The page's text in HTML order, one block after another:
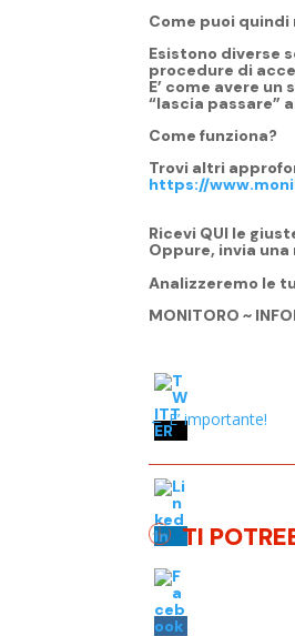
Come puoi
Esistono diverse
procedure di
E’ come avere
“lascia passare”
Come funziona?
Trovi altri
https://
Ricevi QUI le
Oppure, invia una
Analizzeremo le
MONITORO ~
←E’ importante!
TI